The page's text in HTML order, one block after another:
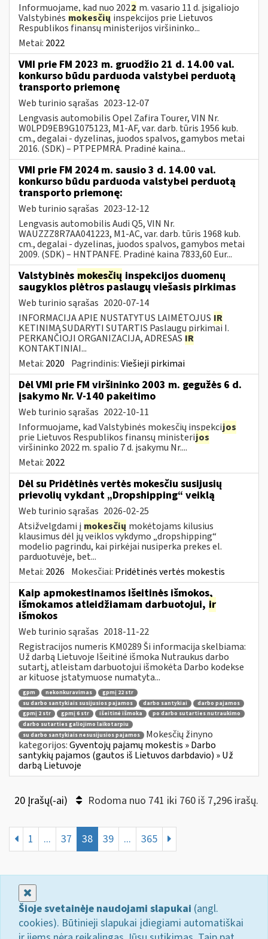
Informuojame, kad nuo 2022 m. vasario 11 d. įsigaliojo
Valstybinės mokesčių inspekcijos prie Lietuvos
Respublikos finansų ministerijos viršininko...
Metai: 2022
VMI prie FM 2023 m. gruodžio 21 d. 14.00 val.
konkurso būdu parduoda valstybei perduotą
transporto priemonę
Web turinio sąrašas 2023-12-07
Lengvasis automobilis Opel Zafira Tourer, VIN Nr.
W0LPD9EB9G1075123, M1-AF, var. darb. tūris 1956 kub.
cm., degalai - dyzelinas, juodos spalvos, gamybos metai
2016. (SDK) – PTPEPMRA. Pradinė kaina...
VMI prie FM 2024 m. sausio 3 d. 14.00 val.
konkurso būdu parduoda valstybei perduotą
transporto priemonę:
Web turinio sąrašas 2023-12-12
Lengvasis automobilis Audi Q5, VIN Nr.
WAUZZZ8R7AA041223, M1-AC, var. darb. tūris 1968 kub.
cm., degalai - dyzelinas, juodos spalvos, gamybos metai
2009. (SDK) – HNTPANFE. Pradinė kaina 7833,60 Eur...
Valstybinės mokesčių inspekcijos duomenų
saugyklos plėtros paslaugų viešasis pirkimas
Web turinio sąrašas 2020-07-14
INFORMACIJA APIE NUSTATYTUS LAIMĖTOJUS IR
KETINIMĄ SUDARYTI SUTARTIS Paslaugų pirkimai I.
PERKANČIOJI ORGANIZACIJA, ADRESAS IR
KONTAKTINIAI...
Metai: 2020 Pagrindinis:Viešieji pirkimai
Dėl VMI prie FM viršininko 2003 m. gegužės 6 d.
įsakymo Nr. V-140 pakeitimo
Web turinio sąrašas 2022-10-11
Informuojame, kad Valstybinės mokesčių inspekcijos
prie Lietuvos Respublikos finansų ministerijos
viršininko 2022 m. spalio 7 d. įsakymu Nr....
Metai: 2022
Dėl su Pridėtinės vertės mokesčiu susijusių
prievolių vykdant „Dropshipping“ veiklą
Web turinio sąrašas 2026-02-25
Atsižvelgdami į mokesčių mokėtojams kilusius
klausimus dėl jų veiklos vykdymo „dropshipping“
modelio pagrindu, kai pirkėjai nusiperka prekes el.
parduotuvėje, bet...
Metai: 2026 Mokesčiai: Pridėtinės vertės mokestis
Kaip apmokestinamos išeitinės išmokos,
išmokamos atleidžiamam darbuotojui, ir
išmokos
Web turinio sąrašas 2018-11-22
Registracijos numeris KM0289 Ši informacija skelbiama:
Už darbą Lietuvoje Išeitinė išmoka Nutraukus darbo
sutartį, atleistam darbuotojui išmokėta Darbo kodekse
ar kituose įstatymuose numatyta...
gpm nekonkuravimas
gpmį 22 str
su darbo santykiais susijusios pajamos
darbo santykiai
darbo pajamos
gpmį 2 str
gpmį 6 str išeitinė išmoka
po darbo sutarties nutraukimo
darbo sutarties galiojimo laikotarpiu
su darbo santykiais nesusijusios pajamos
Mokesčių žinyno
kategorijos:Gyventojų pajamų mokestis » Darbo
santykių pajamos (gautos iš Lietuvos darbdavio) » Už
darbą Lietuvoje
20 Įrašų(-ai) Rodoma nuo 741 iki 760 iš 7,296 irašų.
1 ... 37 38 39 ... 365
Šioje svetainėje naudojami slapukai (angl.
cookies). Būtinieji slapukai įdiegiami automatiškai